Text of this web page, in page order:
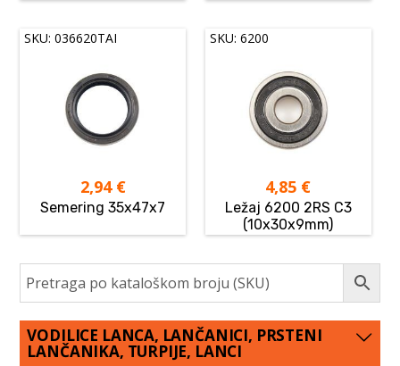
SKU: 036620TAI
2,94 €
Semering 35x47x7
SKU: 6200
4,85 €
Ležaj 6200 2RS C3
(10x30x9mm)
VODILICE LANCA, LANČANICI, PRSTENI
LANČANIKA, TURPIJE, LANCI